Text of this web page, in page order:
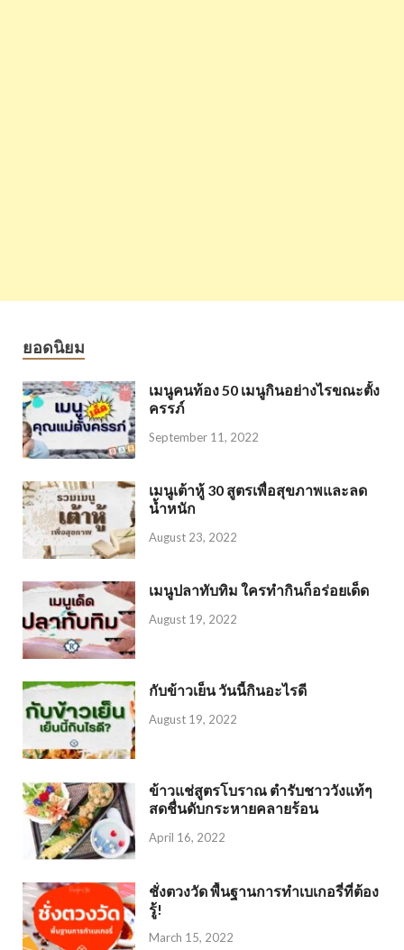
ยอดนิยม
เมนูคนท้อง 50 เมนูกินอย่างไรขณะตั้ง
ครรภ์
September 11, 2022
เมนูเต้าหู้ 30 สูตรเพื่อสุขภาพและลด
น้ำหนัก
August 23, 2022
เมนูปลาทับทิม ใครทำกินก็อร่อยเด็ด
August 19, 2022
กับข้าวเย็น วันนี้กินอะไรดี
August 19, 2022
ข้าวแช่สูตรโบราณ ตำรับชาววังแท้ๆ
สดชื่นดับกระหายคลายร้อน
April 16, 2022
ชั่งตวงวัด พื้นฐานการทำเบเกอรี่ที่ต้อง
รู้!
March 15, 2022